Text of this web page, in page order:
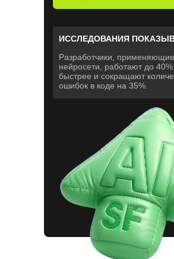
ИССЛЕДОВАНИЯ
Разработчики, применяющие
нейросети, работают до 40%
быстрее и сокращают
ошибок в коде на 35%.